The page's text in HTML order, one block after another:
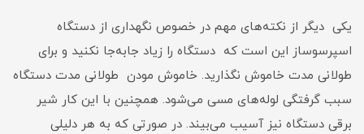
یکی دیگر از نکته‌های مهم در خصوص نگهداری از دستگاه
اسپرسوساز این است که دستگاه را زیاد جابه‌جا نکنید و برای
طولانی مدت خاموش نگذارید. خاموش مودن طولانی مدت دستگاه
سبب گرفتگی لوله‌های مسی می‌شود. همچنین با این کار شیر
برقی دستگاه نیز آسیب می‌بیند. در صورتی که به هر دلیلی